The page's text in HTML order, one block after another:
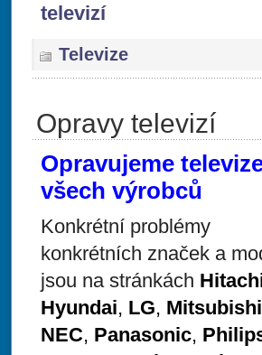
televizí
Televize
Opravy televizí
Opravujeme
všech výrobců
Konkrétní problémy
konkrétních značek a
jsou na stránkách
Hyundai, LG, Mitsubishi
NEC, Panasonic,